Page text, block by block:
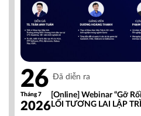
26
Tháng 7
2026
Đã diễn ra
[Online] Webinar “Gỡ
LỐI TƯƠNG LAI LẬP